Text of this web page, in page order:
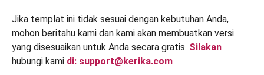
Jika templat ini tidak sesuai dengan kebutuhan Anda,
mohon beritahu kami dan kami akan membuatkan versi
yang disesuaikan untuk Anda secara gratis. Silakan
hubungi kami di: support@kerika.com